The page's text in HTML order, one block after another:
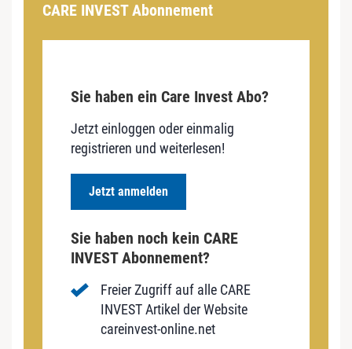
CARE INVEST Abonnement
Sie haben ein Care Invest Abo?
Jetzt einloggen oder einmalig
registrieren und weiterlesen!
Jetzt anmelden
Sie haben noch kein CARE
INVEST Abonnement?
Freier Zugriff auf alle CARE
INVEST Artikel der Website
careinvest-online.net